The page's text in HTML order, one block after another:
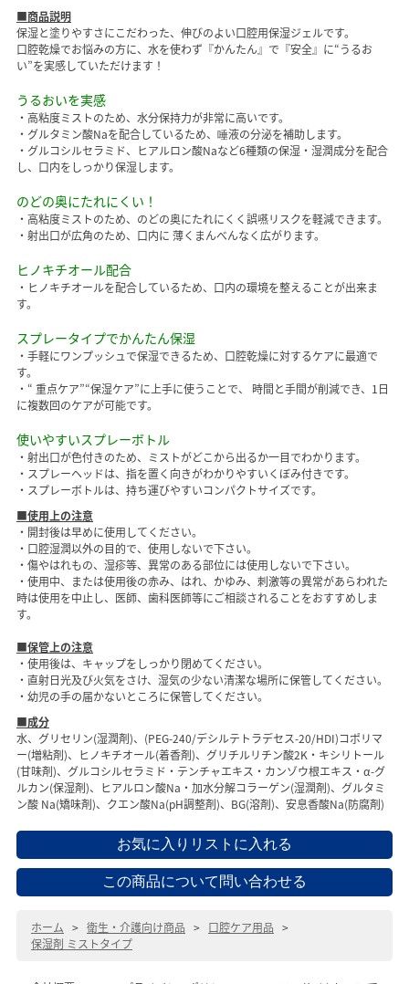
■商品説明
保湿と塗りやすさにこだわった、伸びのよい口腔用保湿ジェルです。
口腔乾燥でお悩みの方に、水を使わず『かんたん』で『安全』に“うるお
い”を実感していただけます！
うるおいを実感
・高粘度ミストのため、水分保持力が非常に高いです。
・グルタミン酸Naを配合しているため、唾液の分泌を補助します。
・グルコシルセラミド、ヒアルロン酸Naなど6種類の保湿・湿潤成分を配合
し、口内をしっかり保湿します。
のどの奥にたれにくい！
・高粘度ミストのため、のどの奥にたれにくく誤嚥リスクを軽減できます。
・射出口が広角のため、口内に 薄くまんべんなく広がります。
ヒノキチオール配合
・ヒノキチオールを配合しているため、口内の環境を整えることが出来ま
す。
スプレータイプでかんたん保湿
・手軽にワンプッシュで保湿できるため、口腔乾燥に対するケアに最適で
す。
・“ 重点ケア”“保湿ケア”に上手に使うことで、 時間と手間が削減でき、1日
に複数回のケアが可能です。
使いやすいスプレーボトル
・射出口が色付きのため、ミストがどこから出るか一目でわかります。
・スプレーヘッドは、指を置く向きがわかりやすいくぼみ付きです。
・スプレーボトルは、持ち運びやすいコンパクトサイズです。
■使用上の注意
・開封後は早めに使用してください。
・口腔湿潤以外の目的で、使用しないで下さい。
・傷やはれもの、湿疹等、異常のある部位には使用しないで下さい。
・使用中、または使用後の赤み、はれ、かゆみ、刺激等の異常があらわれた
時は使用を中止し、医師、歯科医師等にご相談されることをおすすめしま
す。
■保管上の注意
・使用後は、キャップをしっかり閉めてください。
・直射日光及び火気をさけ、湿気の少ない清潔な場所に保管してください。
・幼児の手の届かないところに保管してください。
■成分
水、グリセリン(湿潤剤)、(PEG-240/デシルテトラデセス-20/HDI)コポリマ
ー(増粘剤)、ヒノキチオール(着香剤)、グリチルリチン酸2K・キシリトール
(甘味剤)、グルコシルセラミド・テンチャエキス・カンゾウ根エキス・α-グ
ルカン(保湿剤)、ヒアルロン酸Na・加水分解コラーゲン(湿潤剤)、グルタミ
ン酸 Na(矯味剤)、クエン酸Na(pH調整剤)、BG(溶剤)、安息香酸Na(防腐剤)
ホーム > 衛生・介護向け商品 > 口腔ケア用品 >
保湿剤 ミストタイプ